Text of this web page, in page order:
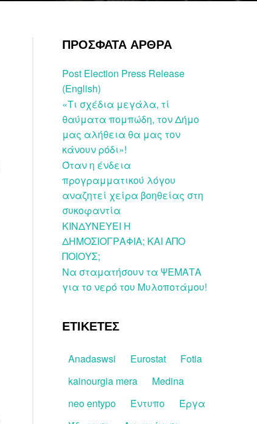
ΠΡΟΣΦΑΤΑ ΑΡΘΡΑ
Post Election Press Release
(English)
«Τι σχέδια μεγάλα, τί
θαύματα πομπώδη, τον Δήμο
μας αλήθεια θα μας τον
κάνουν ρόδι»!
Όταν η ένδεια
προγραμματικού λόγου
αναζητεί χείρα βοηθείας στη
συκοφαντία
ΚΙΝΔΥΝΕΥΕΙ Η
ΔΗΜΟΣΙΟΓΡΑΦΙΑ; ΚΑΙ ΑΠΟ
ΠΟΙΟΥΣ;
Να σταματήσουν τα ΨΕΜΑΤΑ
για το νερό του Μυλοποτάμου!
ΕΤΙΚΕΤΕΣ
Anadaswsi Eurostat
Fotia
kainourgia mera
Medina
neo entypo
Έντυπο
Έργα